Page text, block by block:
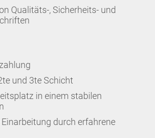
Qualitäts-, Sicherheits- und
und 3te Schicht
in einem stabilen
durch erfahrene